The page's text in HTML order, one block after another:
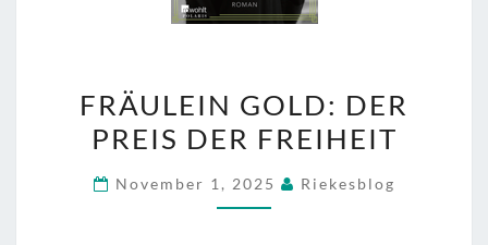
GOLD:
DER
FRÄULEIN GOLD: DER
PREIS DER FREIHEIT
November 1, 2025 Riekesblog